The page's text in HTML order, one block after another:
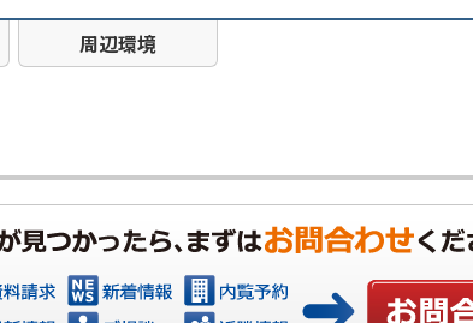
周辺環境